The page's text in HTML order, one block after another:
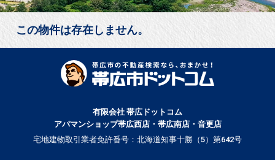
この物件は存在しません。
有限会社 帯広ドットコム
アパマンショップ帯広西店・帯広南店・音更店
宅地建物取引業者免許番号：北海道知事十勝（5）第642号